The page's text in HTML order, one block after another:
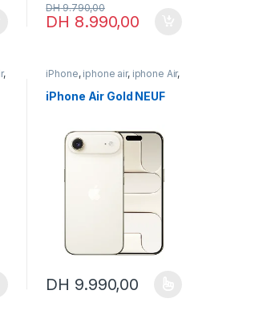
sur la page du produit
DH 8.990,00
DH9.790,00
sur la page du produit
,
Les options peuvent être choisies sur la
iPhone, iphone air, iphone Air,
iPhone neuf
iPhone Air Gold NEUF
DH 9.990,00
Ce produit a plusieurs variations. Les